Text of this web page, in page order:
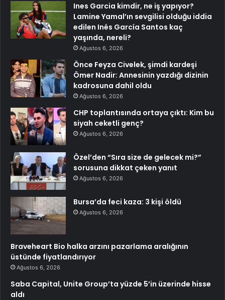
Ines Garcia kimdir, ne iş yapıyor?
Lamine Yamal’ın sevgilisi olduğu iddia
edilen Inés García Santos kaç
yaşında, nereli?
Ağustos 6, 2026
Önce Feyza Civelek, şimdi kardeşi
Ömer Nadir: Annesinin yazdığı dizinin
kadrosuna dahil oldu
Ağustos 6, 2026
CHP toplantısında ortaya çıktı: Kim bu
siyah ceketli genç?
Ağustos 6, 2026
Özel’den “Sıra size de gelecek mi?”
sorusuna dikkat çeken yanıt
Ağustos 6, 2026
Bursa’da feci kaza: 3 kişi öldü
Ağustos 6, 2026
Braveheart Bio halka arzını pazarlama aralığının
üstünde fiyatlandırıyor
Ağustos 6, 2026
Saba Capital, Unite Group’ta yüzde 5’in üzerinde hisse
aldı